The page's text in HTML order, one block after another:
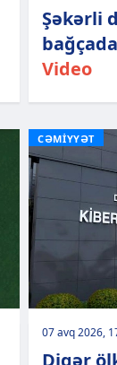
Şəkərli
Video
CƏMİYYƏT
07 avq 2026,
Digər